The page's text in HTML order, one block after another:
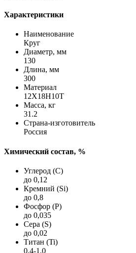
Характеристики
Наименование
Круг
Диаметр, мм
130
Длина, мм
300
Материал
12Х18Н10Т
Масса, кг
31.2
Страна-изготовитель
Россия
Химический состав, %
Углерод (C)
до 0,12
Кремний (Si)
до 0,8
Фосфор (P)
до 0,035
Сера (S)
до 0,02
Титан (Ti)
0,4-1,0